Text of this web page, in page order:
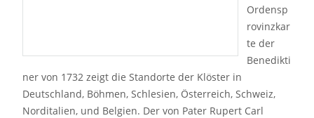
Ordensp
rovinzkar
te der
Benedikti
ner von 1732 zeigt die Standorte der Klöster in
Deutschland, Böhmen, Schlesien, Österreich, Schweiz,
Norditalien, und Belgien. Der von Pater Rupert Carl